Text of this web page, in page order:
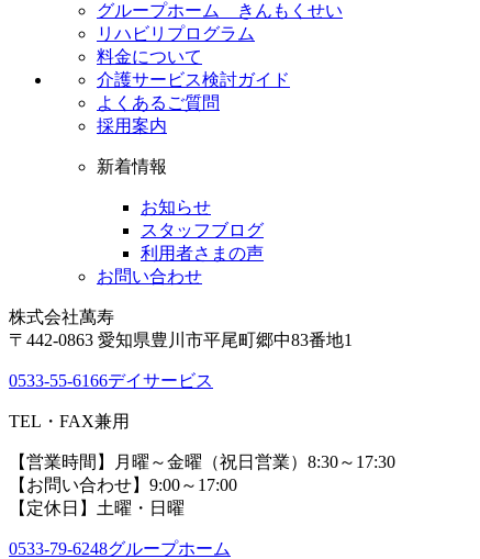
グループホーム きんもくせい
リハビリプログラム
料金について
介護サービス検討ガイド
よくあるご質問
採用案内
新着情報
お知らせ
スタッフブログ
利用者さまの声
お問い合わせ
株式会社萬寿
〒442-0863 愛知県豊川市平尾町郷中83番地1
0533-55-6166デイサービス
TEL・FAX兼用
【営業時間】月曜～金曜（祝日営業）8:30～17:30
【お問い合わせ】9:00～17:00
【定休日】土曜・日曜
0533-79-6248グループホーム